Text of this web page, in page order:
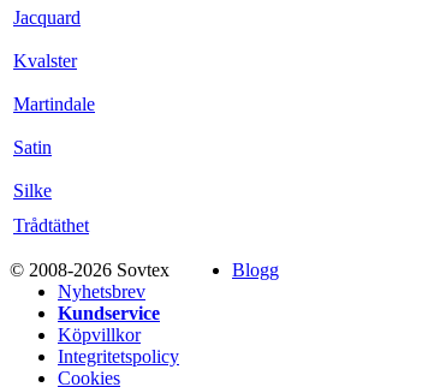
Jacquard
Kvalster
Martindale
Satin
Silke
Trådtäthet
© 2008-2026 Sovtex
Blogg
Nyhetsbrev
Kundservice
Köpvillkor
Integritetspolicy
Cookies